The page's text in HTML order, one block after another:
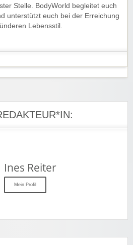
Stelle. BodyWorld begleitet euch
unterstützt euch bei der Erreichung
Lebensstil.
Ines Reiter
Mein Profil